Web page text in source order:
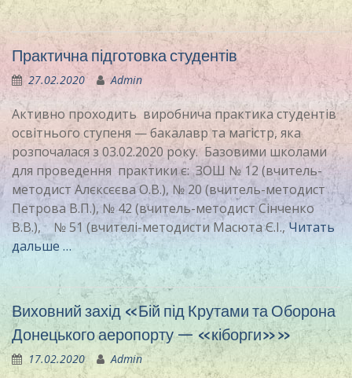
Практична підготовка студентів
27.02.2020 Admin
Активно проходить виробнича практика студентів
освітнього ступеня — бакалавр та магістр, яка
розпочалася з 03.02.2020 року. Базовими школами
для проведення практики є: ЗОШ № 12 (вчитель-
методист Алєксєєва О.В.), № 20 (вчитель-методист
Петрова В.П.), № 42 (вчитель-методист Сінченко
В.В.), № 51 (вчителі-методисти Масюта Є.І., Читать
дальше …
Виховний захід «Бій під Крутами та Оборона
Донецького аеропорту — «кіборги»»
17.02.2020 Admin